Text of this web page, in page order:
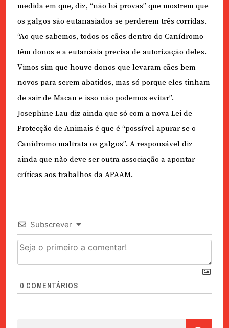
medida em que, diz, “não há provas” que mostrem que
os galgos são eutanasiados se perderem três corridas.
“Ao que sabemos, todos os cães dentro do Canídromo
têm donos e a eutanásia precisa de autorização deles.
Vimos sim que houve donos que levaram cães bem
novos para serem abatidos, mas só porque eles tinham
de sair de Macau e isso não podemos evitar”.
Josephine Lau diz ainda que só com a nova Lei de
Protecção de Animais é que é “possível apurar se o
Canídromo maltrata os galgos”. A responsável diz
ainda que não deve ser outra associação a apontar
críticas aos trabalhos da APAAM.
Subscrever
0 COMENTÁRIOS